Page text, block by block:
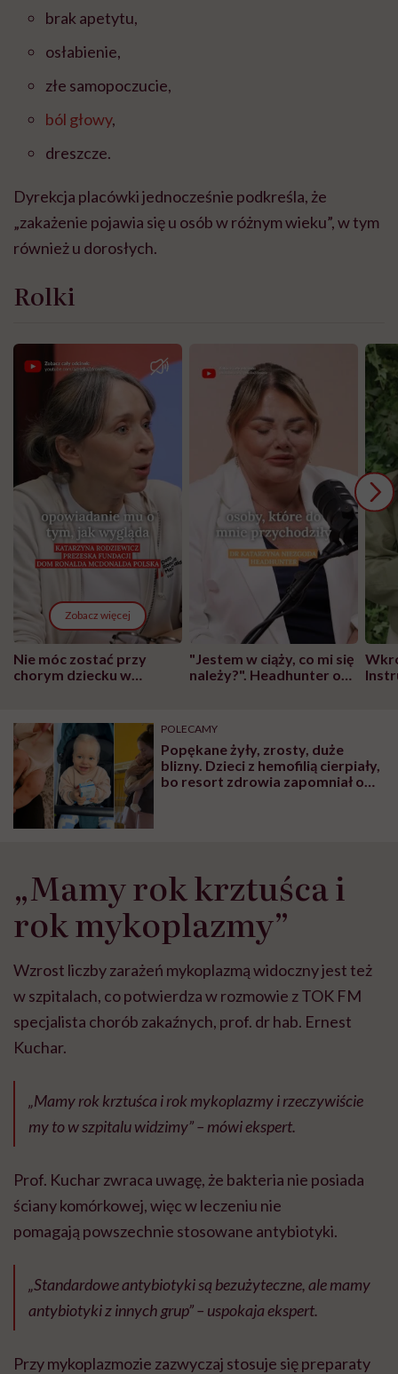
brak apetytu,
osłabienie,
złe samopoczucie,
ból głowy,
dreszcze.
Dyrekcja placówki jednocześnie podkreśla, że
„zakażenie pojawia się u osób w różnym wieku”, w tym
również u dorosłych.
Rolki
Zobacz więcej
Nie móc zostać przy
chorym dziecku w
może chyba tylko
głupota i brak
wyobraźni"
"Jestem w ciąży, co mi się
należy?". Headhunter o
pracy
POLECAMY
Popękane żyły, zrosty, duże
blizny. Dzieci z hemofilią cierpiały,
bo resort zdrowia zapomniał o
„Mamy rok krztuśca i
rok mykoplazmy”
Wzrost liczby zarażeń mykoplazmą widoczny jest też
w szpitalach, co potwierdza w rozmowie z TOK FM
specjalista chorób zakaźnych, prof. dr hab. Ernest
Kuchar.
„Mamy rok krztuśca i rok mykoplazmy i rzeczywiście
my to w szpitalu widzimy” – mówi ekspert.
Prof. Kuchar zwraca uwagę, że bakteria nie posiada
ściany komórkowej, więc w leczeniu nie
pomagają powszechnie stosowane antybiotyki.
„Standardowe antybiotyki są bezużyteczne, ale mamy
antybiotyki z innych grup” – uspokaja ekspert.
Przy mykoplazmozie zazwyczaj stosuje się preparaty